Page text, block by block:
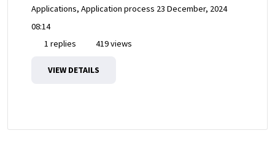
Applications, Application process 23 December, 2024
08:14
1 replies
419 views
VIEW DETAILS